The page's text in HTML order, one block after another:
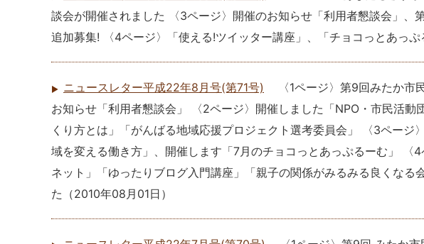
談会が開催されました 〈3ページ〉開催のお知らせ「利用者懇談会」、
追加募集! 〈4ページ〉「使える!ツイッター講座」、「チョコっとあっぷ
ニュースレター平成22年8月号(第71号)
〈1ページ〉第9回みたか
お知らせ「利用者懇談会」 〈2ページ〉開催しました「NPO・市民活動
くり方とは」「がんばる地域応援プロジェクト選考委員会」 〈3ページ
域を変える働き方」、開催します「7月のチョコっとあっぷるーむ」 〈
ネット」「ゆったりブログ入門講座」「親子の関係がみるみる良くなる
た （2010年08月01日 ）